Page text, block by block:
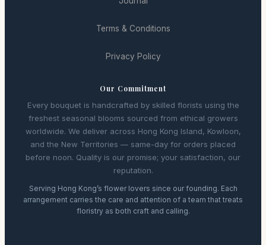
Terms & Conditions
Privacy Policy
Our Commitment
Every bouquet is handcrafted by skilled florists using the
freshest seasonal blooms sourced from ethical growers
worldwide. We deliver across Hong Kong Island, Kowloon,
and the New Territories — same-day for orders placed
before noon. Quality is our promise; your satisfaction, our
reputation.
Serving Hong Kong’s flower lovers since our founding. Each
arrangement carries the care and attention of a team that treats
floristry as both craft and calling.